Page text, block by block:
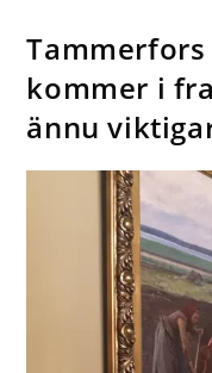
kommer i
ännu